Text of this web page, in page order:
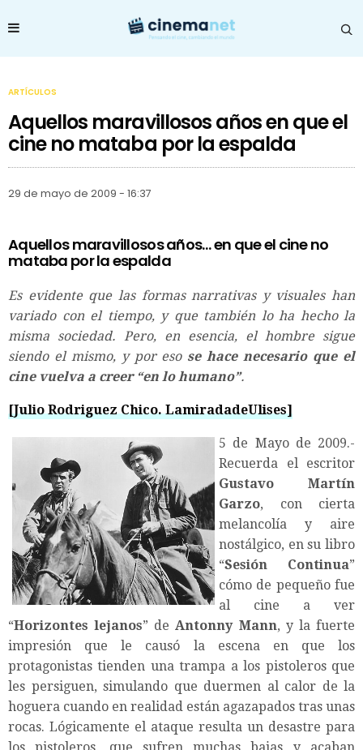
ARTÍCULOS
Aquellos maravillosos años en que el
cine no mataba por la espalda
29 de mayo de 2009 - 16:37
Aquellos maravillosos años… en que el cine no
mataba por la espalda
Es evidente que las formas narrativas y visuales han
variado con el tiempo, y que también lo ha hecho la
misma sociedad. Pero, en esencia, el hombre sigue
siendo el mismo, y por eso se hace necesario que el
cine vuelva a creer “en lo humano”.
[Julio Rodriguez Chico. LamiradadeUlises]
5 de Mayo de 2009.-
Recuerda el escritor
Gustavo Martín
Garzo, con cierta
melancolía y aire
nostálgico, en su libro
“Sesión Continua”
cómo de pequeño fue
al cine a ver
“Horizontes lejanos” deAntonny Mann, y la fuerte
impresión que le causó la escena en que los
protagonistas tienden una trampa a los pistoleros que
les persiguen, simulando que duermen al calor de la
hoguera cuando en realidad están agazapados tras unas
rocas. Lógicamente el ataque resulta un desastre para